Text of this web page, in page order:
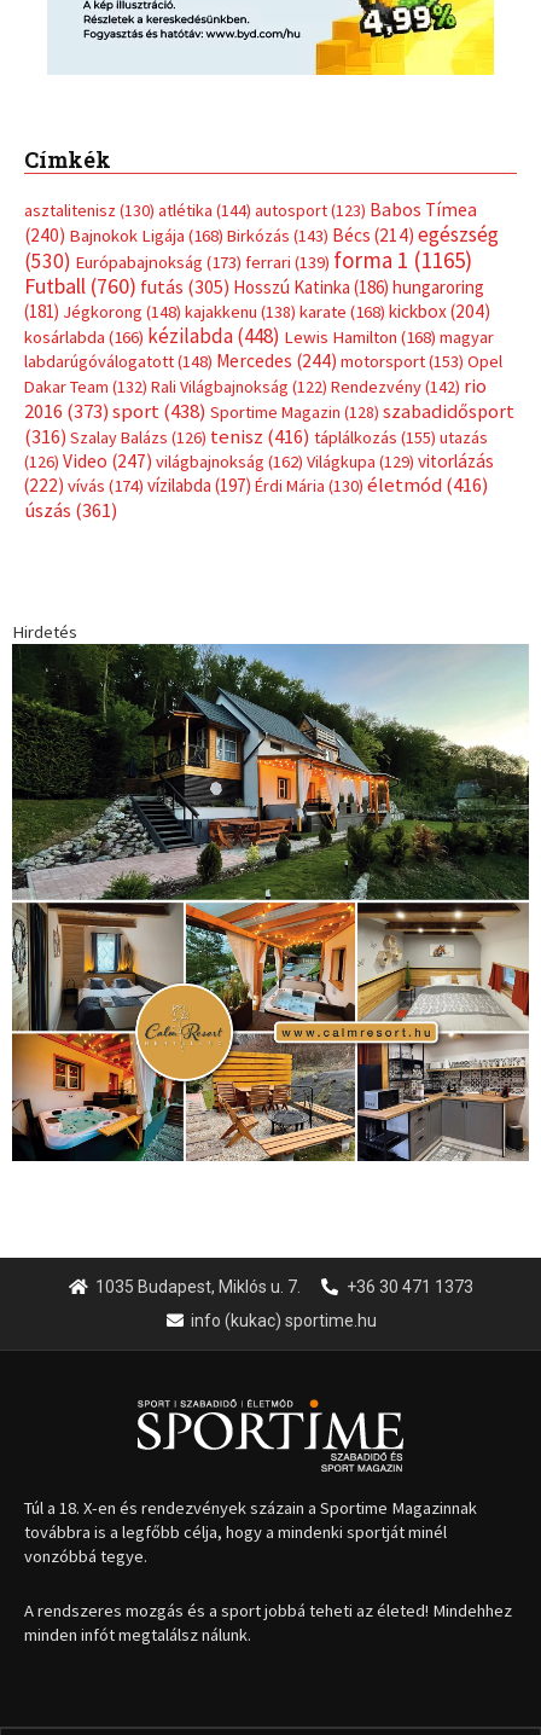
Címkék
asztalitenisz (130) atlétika (144) autosport(123) Babos Tímea
(240) Bajnokok Ligája (168) Birkózás (143) Bécs (214) egészség
(530) Európabajnokság (173) ferrari (139) forma 1 (1165)
Futball (760) futás (305) Hosszú Katinka (186) hungaroring
(181) Jégkorong (148) kajakkenu (138) karate (168) kickbox(204)
kosárlabda (166) kézilabda(448) Lewis Hamilton (168) magyar
labdarúgóválogatott(148) Mercedes (244) motorsport(153) Opel
Dakar Team (132) Rali Világbajnokság (122) Rendezvény(142) rio
2016 (373) sport(438) Sportime Magazin (128) szabadidősport
(316) Szalay Balázs (126) tenisz (416) táplálkozás (155) utazás
(126) Video (247) világbajnokság (162) Világkupa (129) vitorlázás
(222) vívás (174) vízilabda (197) Érdi Mária (130) életmód(416)
úszás (361)
Hirdetés
1035 Budapest, Miklós u. 7.
+36 30 471 1373
info (kukac) sportime.hu
Túl a 18. X-en és rendezvények százain a Sportime Magazinnak
továbbra is a legfőbb célja, hogy a mindenki sportját minél
vonzóbbá tegye.
A rendszeres mozgás és a sport jobbá teheti az életed! Mindehhez
minden infót megtalálsz nálunk.